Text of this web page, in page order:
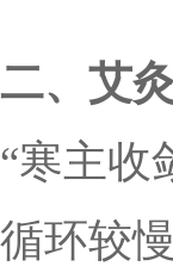
二、艾
“寒主收
循环较